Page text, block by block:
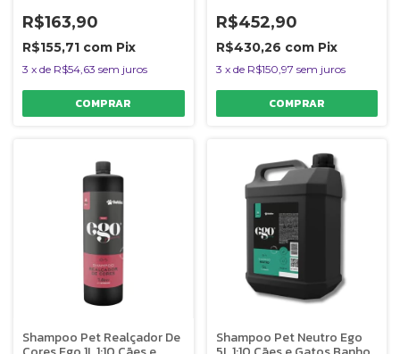
Bubbles
R$163,90
R$155,71 com Pix
3 x de R$54,63 sem juros
Bubbles
R$452,90
R$430,26 com Pix
3 x de R$150,97 sem juros
Shampoo Pet Realçador De Shampoo Pet Neutro Ego